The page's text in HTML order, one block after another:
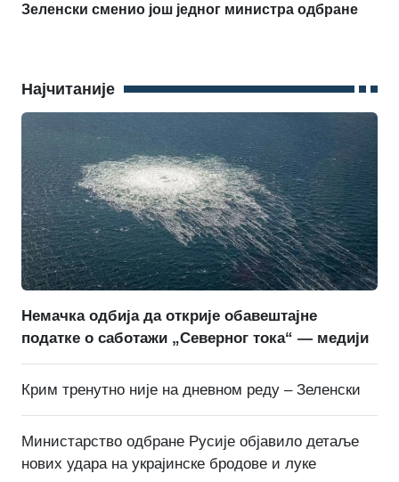
Зеленски сменио још једног министра одбране
Најчитаније
Немачка одбија да открије обавештајне
податке о саботажи „Северног тока“ — медији
Крим тренутно није на дневном реду – Зеленски
Министарство одбране Русије објавило детаље
нових удара на украјинске бродове и луке